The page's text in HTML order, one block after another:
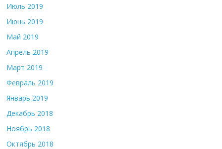
Июль 2019
Июнь 2019
Май 2019
Апрель 2019
Март 2019
Февраль 2019
Январь 2019
Декабрь 2018
Ноябрь 2018
Октябрь 2018